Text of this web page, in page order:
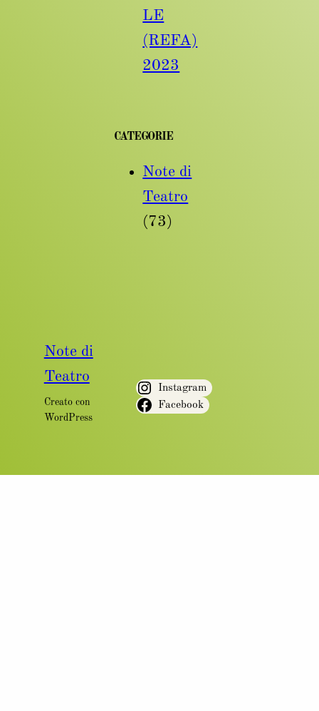
LE
(REFA)
2023
CATEGORIE
Note di
Teatro
(73)
Note di
Teatro
Creato con
WordPress
Instagram
Facebook